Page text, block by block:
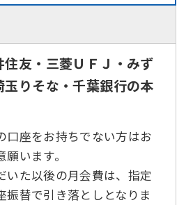
住友・三菱ＵＦＪ・みず
りそな・千葉銀行の本
座をお持ちでない方はお
います。
た以後の月会費は、指定
振替で引き落としとなりま